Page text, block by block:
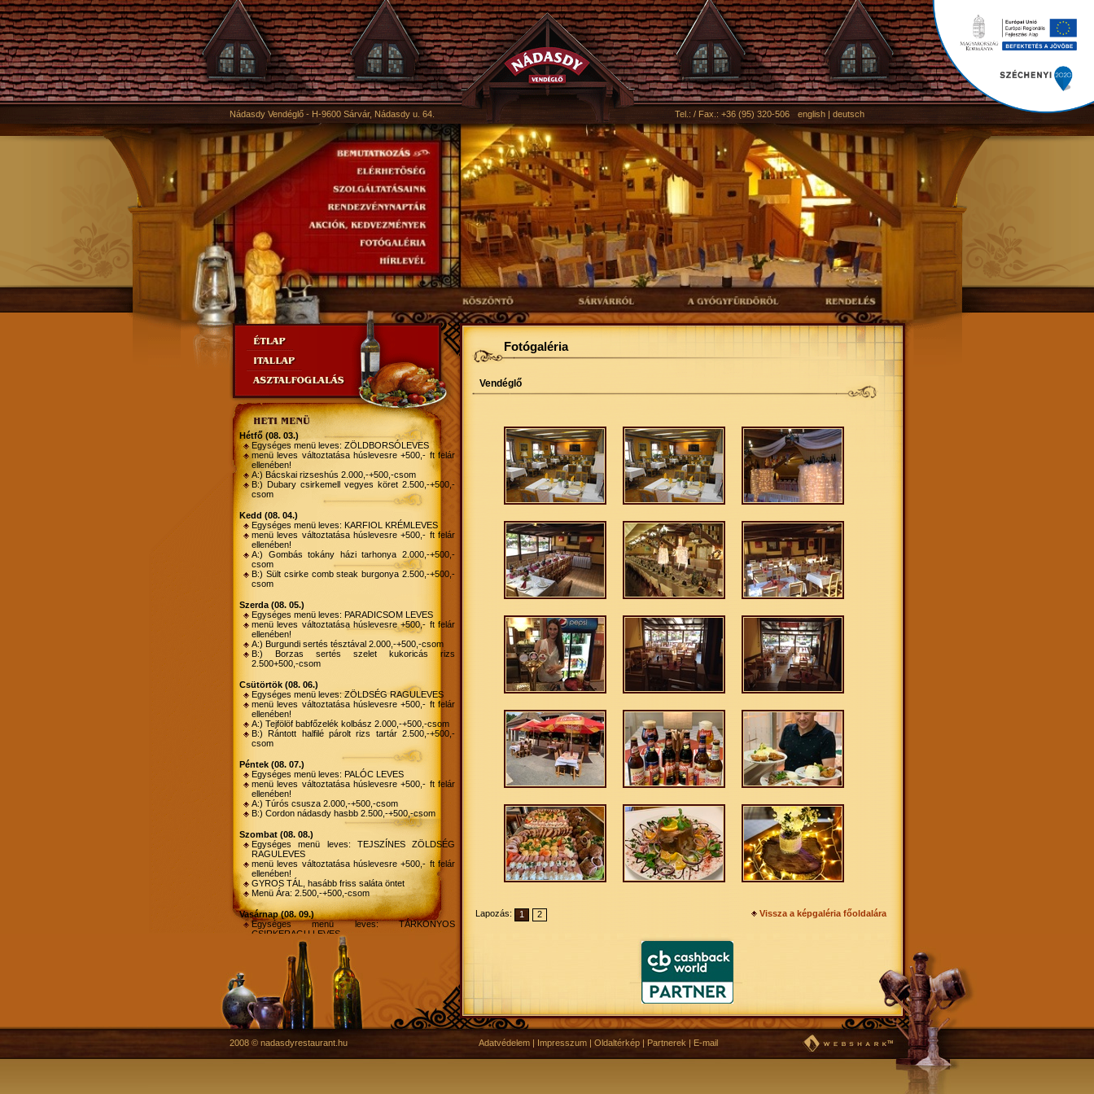
Nádasdy Vendéglő - H-9600 Sárvár, Nádasdy u. 64. english | deutsch
Tel.: / Fax.: +36 (95) 320-506
hétfő (08. 03.)
Egységes menü leves: ZÖLDBORSÓLEVES
menü leves változtatása húslevesre +500,- ft felár
ellenében!
A:) Bácskai rizseshús 2.000,-+500,-csom
B:) Dubary csirkemell vegyes köret 2.500,-+500,-
csom
kedd (08. 04.)
Egységes menü leves: KARFIOL KRÉMLEVES
menü leves változtatása húslevesre +500,- ft felár
ellenében!
A:) Gombás tokány házi tarhonya 2.000,-+500,-
csom
B:) Sült csirke comb steak burgonya 2.500,-+500,-
csom
szerda (08. 05.)
Egységes menü leves: PARADICSOM LEVES
menü leves változtatása húslevesre +500,- ft felár
ellenében!
A:) Burgundi sertés tésztával 2.000,-+500,-csom
B:) Borzas sertés szelet kukoricás rizs
2.500+500,-csom
csütörtök (08. 06.)
Egységes menü leves: ZÖLDSÉG RAGULEVES
menü leves változtatása húslevesre +500,- ft felár
ellenében!
A:) Tejfölöf babfőzelék kolbász 2.000,-+500,-csom
B:) Rántott halfilé párolt rizs tartár 2.500,-+500,-
csom
péntek (08. 07.)
Egységes menü leves: PALÓC LEVES
menü leves változtatása húslevesre +500,- ft felár
ellenében!
A:) Túrós csusza 2.000,-+500,-csom
B:) Cordon nádasdy hasbb 2.500,-+500,-csom
szombat (08. 08.)
Egységes menü leves: TEJSZÍNES ZÖLDSÉG
RAGULEVES
menü leves változtatása húslevesre +500,- ft felár
ellenében!
GYROS TÁL, hasább friss saláta öntet
Menü Ára: 2.500,-+500,-csom
vasárnap (08. 09.)
Egységes menü leves: TÁRKONYOS
CSIRKERAGU LEVES
menü leves változtatása húslevesre +500,- ft felár
Sült sertés tarja torma mártás , krokett
Menü Ára: 2.500,-+500,-csom
Következő heti menü
Menükiszállítás Sárvár területén.
Fotógaléria
Vendéglő
Vissza a képgaléria főoldalára
Lapozás: 1 2
2008 © nadasdyrestaurant.hu Adatvédelem | Impresszum | Oldaltérkép | Partnerek | E-mail